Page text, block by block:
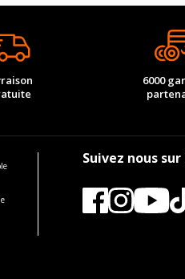
6000
Suivez nous